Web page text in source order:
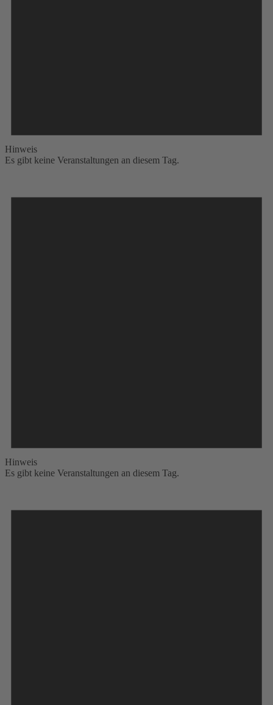
Hinweis
Es gibt keine Veranstaltungen an diesem Tag.
Hinweis
Es gibt keine Veranstaltungen an diesem Tag.